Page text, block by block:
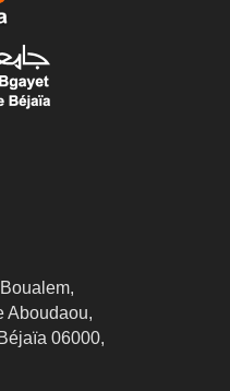
Aboudaou,
06000,